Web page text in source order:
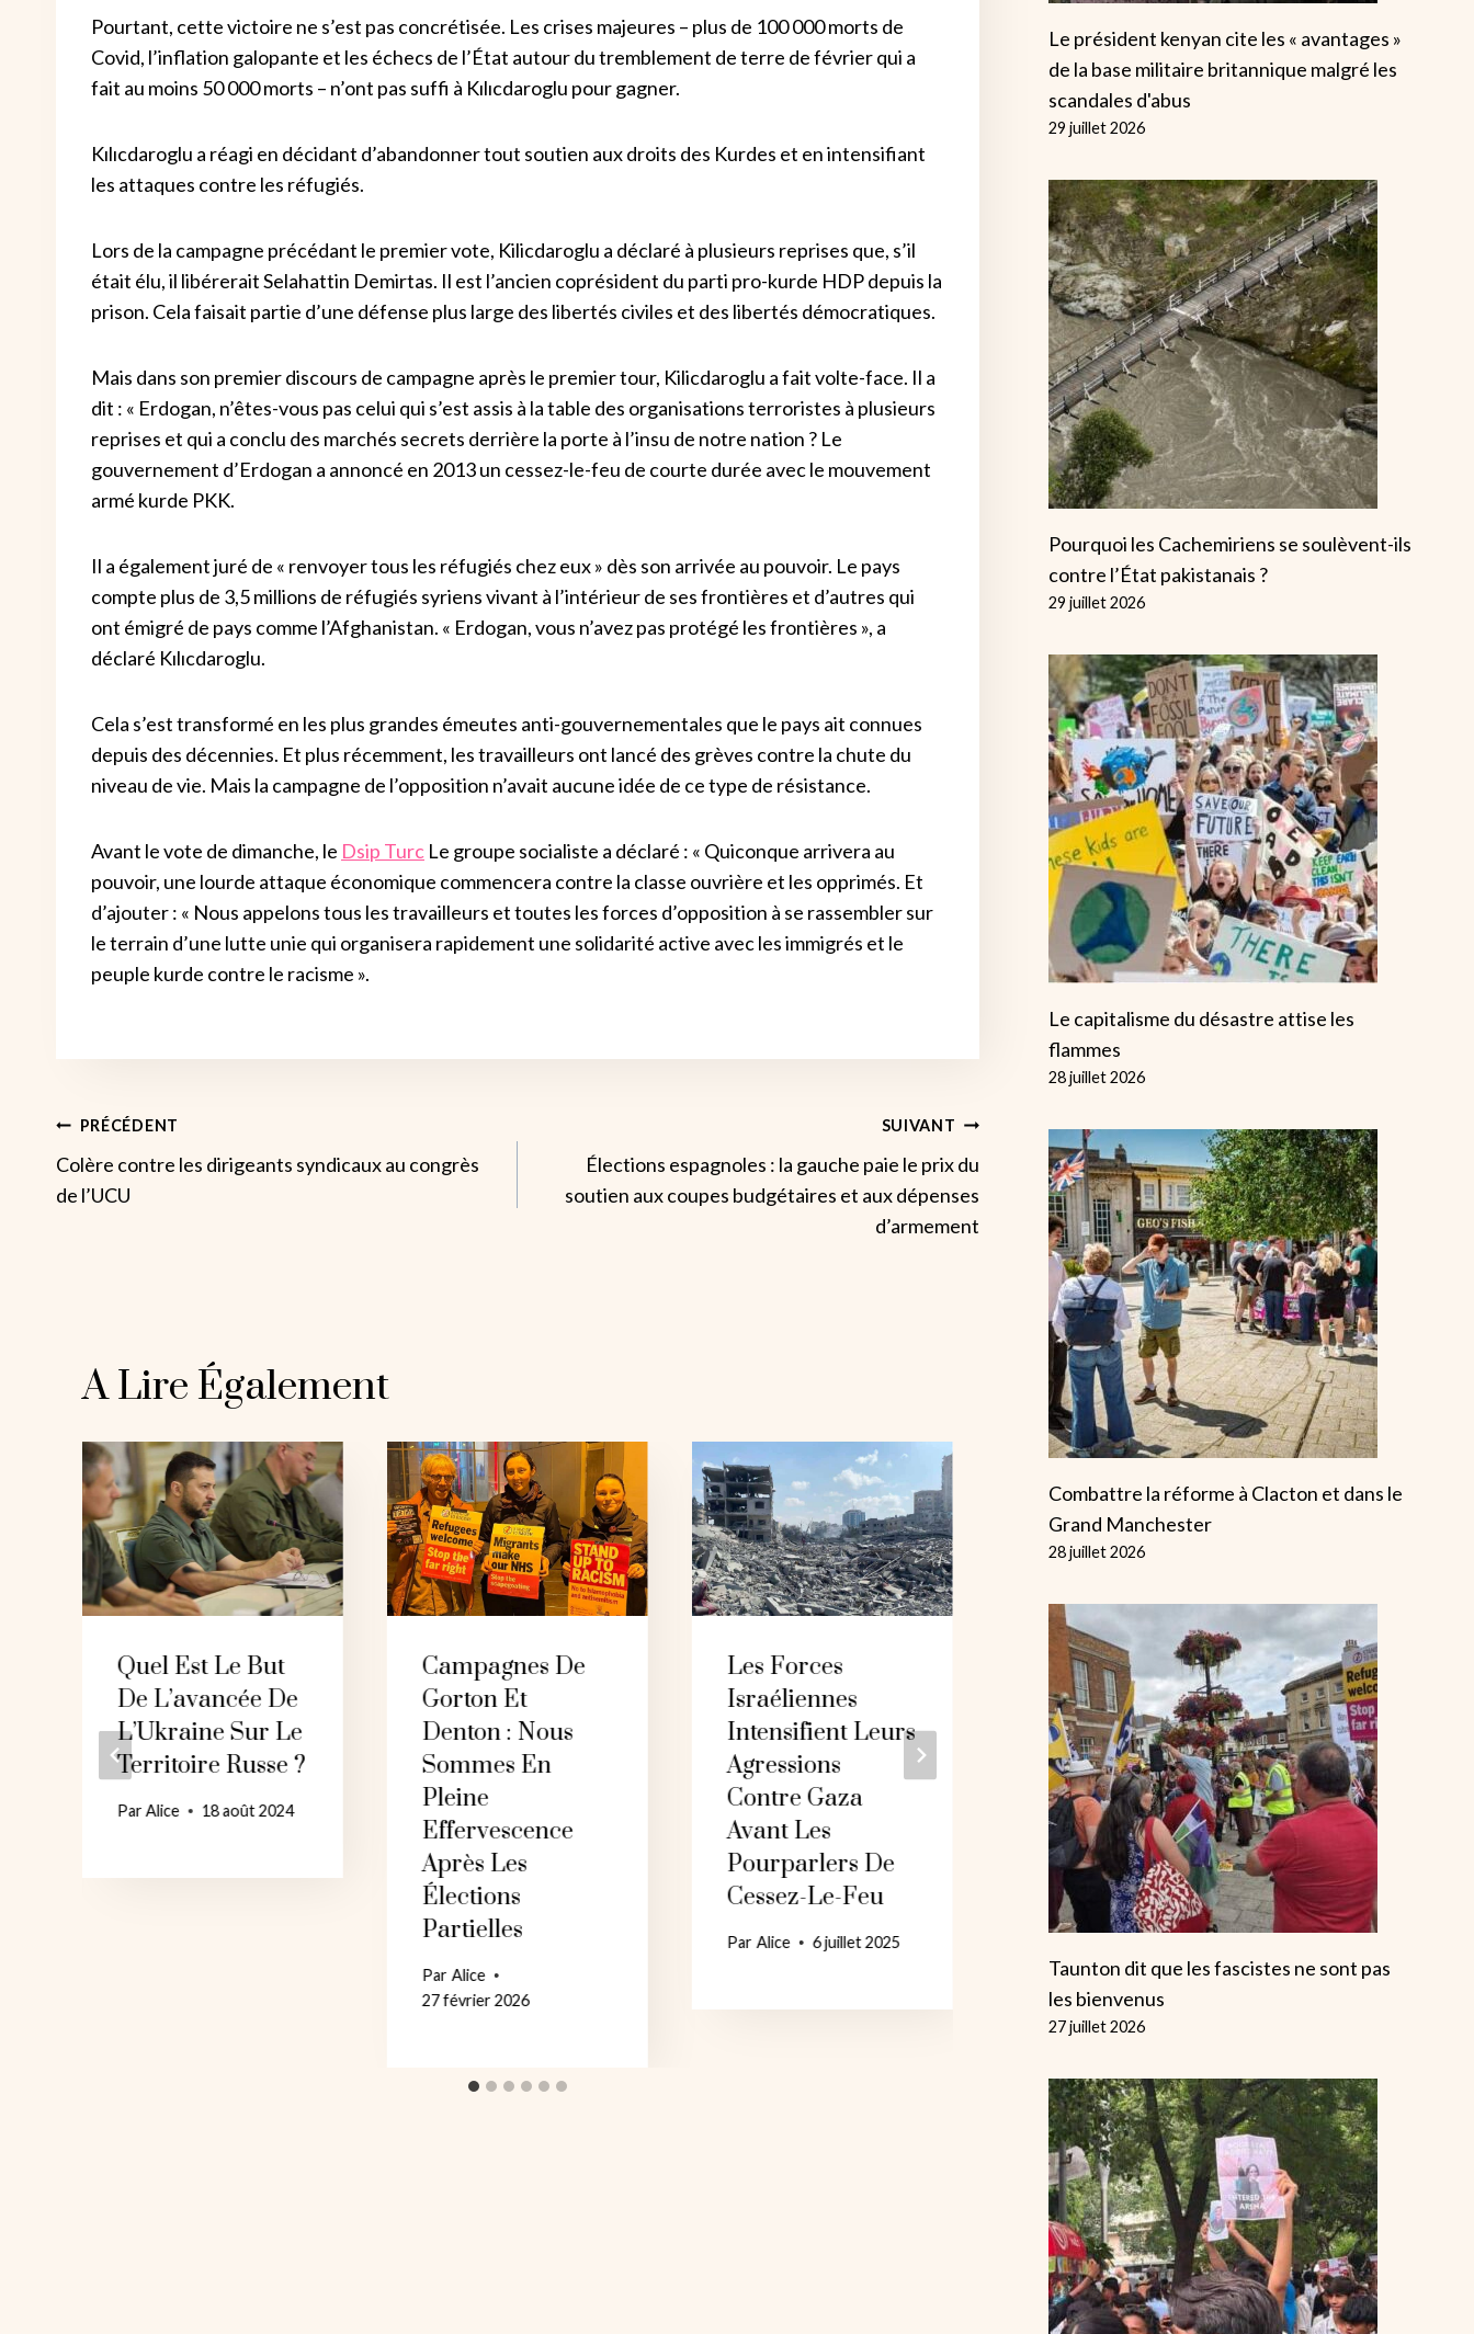
Pourtant, cette victoire ne s’est pas concrétisée. Les crises majeures – plus de 100 000 morts de
Covid, l’inflation galopante et les échecs de l’État autour du tremblement de terre de février qui a
fait au moins 50 000 morts – n’ont pas suffi à Kılıcdaroglu pour gagner.
Kılıcdaroglu a réagi en décidant d’abandonner tout soutien aux droits des Kurdes et en intensifiant
les attaques contre les réfugiés.
Lors de la campagne précédant le premier vote, Kilicdaroglu a déclaré à plusieurs reprises que, s’il
était élu, il libérerait Selahattin Demirtas. Il est l’ancien coprésident du parti pro-kurde HDP depuis la
prison. Cela faisait partie d’une défense plus large des libertés civiles et des libertés démocratiques.
Mais dans son premier discours de campagne après le premier tour, Kilicdaroglu a fait volte-face. Il a
dit : « Erdogan, n’êtes-vous pas celui qui s’est assis à la table des organisations terroristes à plusieurs
reprises et qui a conclu des marchés secrets derrière la porte à l’insu de notre nation ? Le
gouvernement d’Erdogan a annoncé en 2013 un cessez-le-feu de courte durée avec le mouvement
armé kurde PKK.
Il a également juré de « renvoyer tous les réfugiés chez eux » dès son arrivée au pouvoir. Le pays
compte plus de 3,5 millions de réfugiés syriens vivant à l’intérieur de ses frontières et d’autres qui
ont émigré de pays comme l’Afghanistan. « Erdogan, vous n’avez pas protégé les frontières », a
déclaré Kılıcdaroglu.
Cela s’est transformé en les plus grandes émeutes anti-gouvernementales que le pays ait connues
depuis des décennies. Et plus récemment, les travailleurs ont lancé des grèves contre la chute du
niveau de vie. Mais la campagne de l’opposition n’avait aucune idée de ce type de résistance.
Avant le vote de dimanche, le Dsip Turc Le groupe socialiste a déclaré : « Quiconque arrivera au
pouvoir, une lourde attaque économique commencera contre la classe ouvrière et les opprimés. Et
d’ajouter : « Nous appelons tous les travailleurs et toutes les forces d’opposition à se rassembler sur
le terrain d’une lutte unie qui organisera rapidement une solidarité active avec les immigrés et le
peuple kurde contre le racisme ».
Navigation
De
PRÉCÉDENT
Colère contre les dirigeants syndicaux au congrès
de l’UCU
SUIVANT
Élections espagnoles : la gauche paie le prix du
soutien aux coupes budgétaires et aux dépenses
d’armement
A Lire Également
Quel Est Le But
De L’avancée De
L’Ukraine Sur Le
Territoire Russe ?
ParAlice 18 août 2024
Campagnes De
Gorton Et
Denton : Nous
Sommes En
Pleine
Effervescence
Après Les
Élections
Partielles
ParAlice
27 février 2026
Les Forces
Israéliennes
Intensifient Leurs
Agressions
Contre Gaza
Avant Les
Pourparlers De
Cessez-Le-Feu
ParAlice 6 juillet 2025
Cop27, Un Échec
Qui N’enrayera
Pas
L’effondrement
Écologique
ParAlice
20 novembre 2022
Strikers
Scab
ParAlice
Le président kenyan cite les « avantages »
de la base militaire britannique malgré les
scandales d'abus
29 juillet 2026
Pourquoi les Cachemiriens se soulèvent-ils
contre l’État pakistanais ?
29 juillet 2026
Le capitalisme du désastre attise les
flammes
28 juillet 2026
Combattre la réforme à Clacton et dans le
Grand Manchester
28 juillet 2026
Taunton dit que les fascistes ne sont pas
les bienvenus
27 juillet 2026